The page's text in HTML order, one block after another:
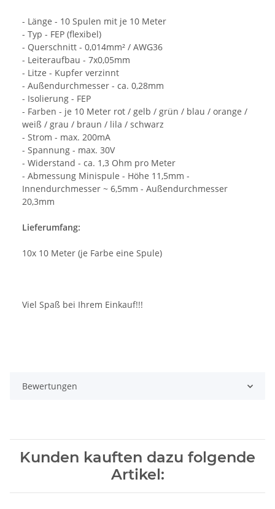
- Länge - 10 Spulen mit je 10 Meter
- Typ - FEP (flexibel)
- Querschnitt - 0,014mm² / AWG36
- Leiteraufbau - 7x0,05mm
- Litze - Kupfer verzinnt
- Außendurchmesser - ca. 0,28mm
- Isolierung - FEP
- Farben - je 10 Meter rot / gelb / grün / blau / orange /
weiß / grau / braun / lila / schwarz
- Strom - max. 200mA
- Spannung - max. 30V
- Widerstand - ca. 1,3 Ohm pro Meter
- Abmessung Minispule - Höhe 11,5mm -
Innendurchmesser ~ 6,5mm - Außendurchmesser
20,3mm
Lieferumfang:
10x 10 Meter (je Farbe eine Spule)
Viel Spaß bei Ihrem Einkauf!!!
Bewertungen
Kunden kauften dazu folgende
Artikel: